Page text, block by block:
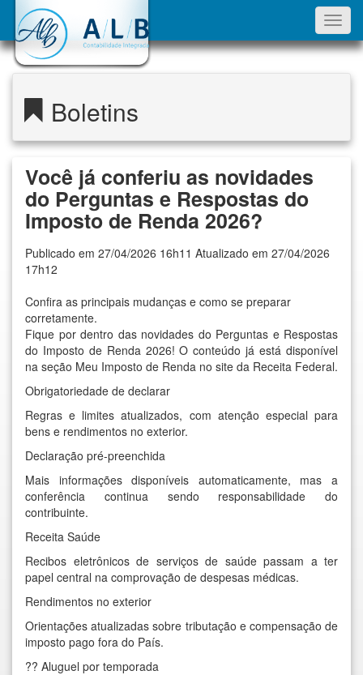
Boletins
Você já conferiu as novidades
do Perguntas e Respostas do
Imposto de Renda 2026?
Publicado em 27/04/2026 16h11 Atualizado em 27/04/2026
17h12
Confira as principais mudanças e como se preparar
corretamente.
Fique por dentro das novidades do Perguntas e Respostas
do Imposto de Renda 2026! O conteúdo já está disponível
na seção Meu Imposto de Renda no site da Receita Federal.
Obrigatoriedade de declarar
Regras e limites atualizados, com atenção especial para
bens e rendimentos no exterior.
Declaração pré-preenchida
Mais informações disponíveis automaticamente, mas a
conferência continua sendo responsabilidade do
contribuinte.
Receita Saúde
Recibos eletrônicos de serviços de saúde passam a ter
papel central na comprovação de despesas médicas.
Rendimentos no exterior
Orientações atualizadas sobre tributação e compensação de
imposto pago fora do País.
?? Aluguel por temporada